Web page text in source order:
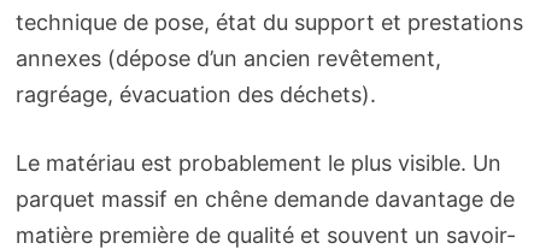
technique de pose, état du support et prestations
annexes (dépose d’un ancien revêtement,
ragréage, évacuation des déchets).
Le matériau est probablement le plus visible. Un
parquet massif en chêne demande davantage de
matière première de qualité et souvent un savoir-